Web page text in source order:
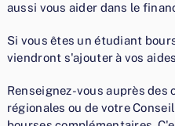
aussi vous aider dans le
Si vous êtes un étudiant
viendront s'ajouter à vos
Renseignez-vous auprès des
régionales ou de votre